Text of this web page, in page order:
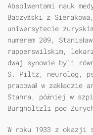
Absolwentami nauk
Baczyński z
uniwersytecie
numerem 209,
rapperswilskim,
dwaj synowie byli
S. Piltz, neurolog,
pracował w
Stahra, później w
Burghöltzli pod
W roku 1933 z okazji